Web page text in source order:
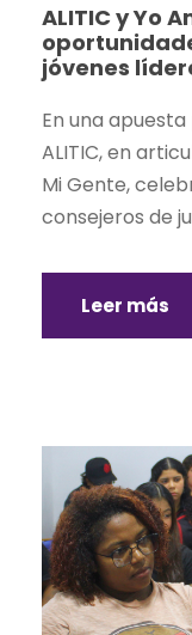
ALITIC y Yo
jóvenes
En una
ALITIC, en
Mi Gente,
consejeros de
Leer más